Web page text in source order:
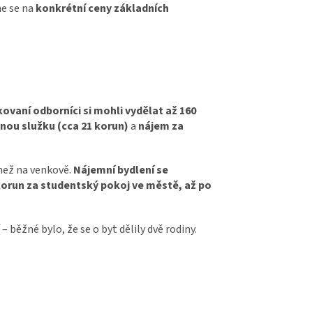
se na konkrétní ceny základních
odborníci si mohli vydělat až 160
služku (cca 21 korun)a nájem za
na venkově. Nájemní bydlení se
za studentský pokoj ve městě, až po
běžné bylo, že se o byt dělily dvě rodiny.